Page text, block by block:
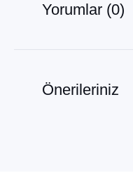
Yorumlar (0)
Önerileriniz